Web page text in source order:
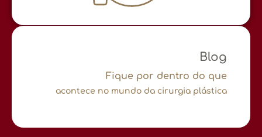
Blog
Fique por dentro do que
acontece no mundo da cirurgia plástica